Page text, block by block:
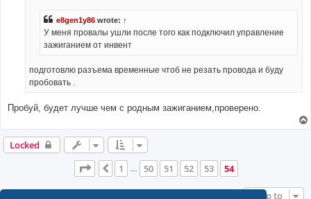
e8gen1y86 wrote: ↑
У меня провалы ушли после того как подключил управление
зажиганием от инвент
подготовлю разъема временные чтоб не резать провода и буду
пробовать .
Пробуй, будет лучше чем с родным зажиганием,проверено.
Locked
Page
54 54
Previous
1 50 51 52 53 54
Jump to